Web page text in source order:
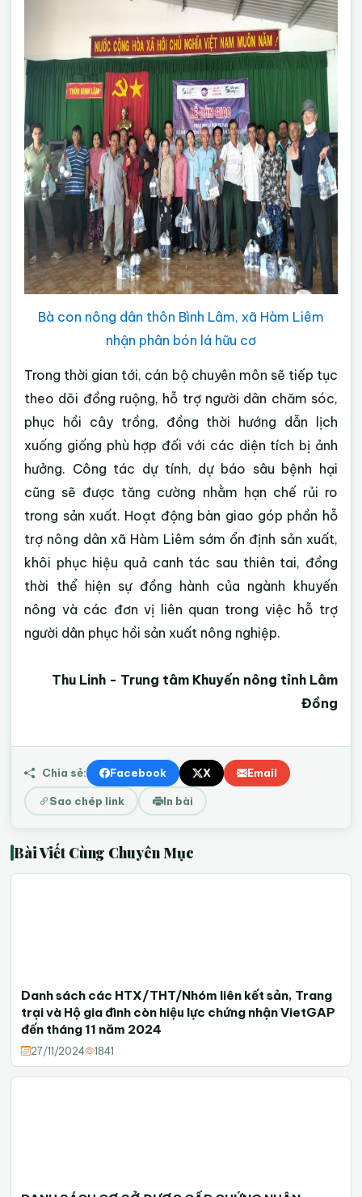
Bà con nông dân thôn Bình Lâm, xã Hàm Liêm
nhận phân bón lá hữu cơ
Trong thời gian tới, cán bộ chuyên môn sẽ tiếp tục
theo dõi đồng ruộng, hỗ trợ người dân chăm sóc,
phục hồi cây trồng, đồng thời hướng dẫn lịch
xuống giống phù hợp đối với các diện tích bị ảnh
hưởng. Công tác dự tính, dự báo sâu bệnh hại
cũng sẽ được tăng cường nhằm hạn chế rủi ro
trong sản xuất. Hoạt động bàn giao góp phần hỗ
trợ nông dân xã Hàm Liêm sớm ổn định sản xuất,
khôi phục hiệu quả canh tác sau thiên tai, đồng
thời thể hiện sự đồng hành của ngành khuyến
nông và các đơn vị liên quan trong việc hỗ trợ
người dân phục hồi sản xuất nông nghiệp.
Thu Linh - Trung tâm Khuyến nông tỉnh Lâm
Đồng
Chia sẻ: Facebook X Email
Sao chép link In bài
Bài Viết Cùng Chuyên Mục
Danh sách các HTX/THT/Nhóm liên kết sản, Trang
trại và Hộ gia đình còn hiệu lực chứng nhận VietGAP
đến tháng 11 năm 2024
27/11/2024 1841